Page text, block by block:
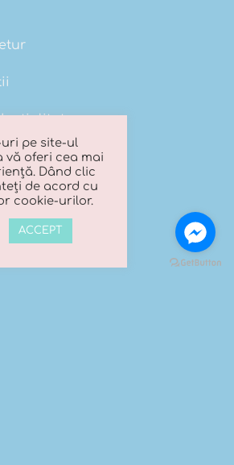
pe site-ul
vă oferi cea mai
Dând clic
de acord cu
cookie-urilor.
ACCEPT